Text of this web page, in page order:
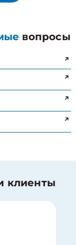
вопросы
клиенты